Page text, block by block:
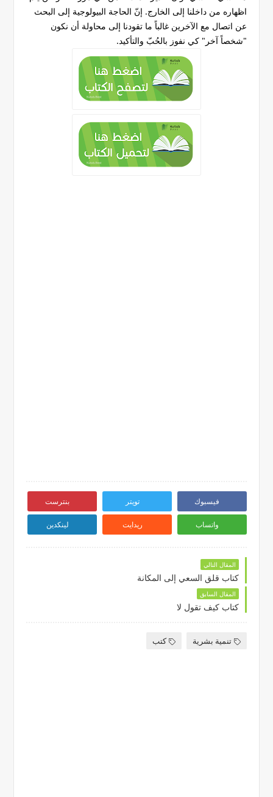
اظهاره من داخلنا إلى الخارج. إنّ الحاجة البيولوجية إلى البحث
عن اتصال مع الآخرين غالباً ما تقودنا إلى محاولة أن نكون
"شخصاً آخر" كي نفوز بالحُبّ والتأكيد.
فيسبوك تويتر بنترست
واتساب ريدايت لينكدين
المقال التالي
كتاب قلق السعي إلى المكانة
المقال السابق
كتاب كيف تقول لا
تنمية بشرية كتب